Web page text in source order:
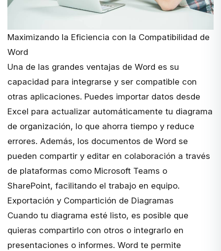
Maximizando la Eficiencia con la Compatibilidad de
Word
Una de las grandes ventajas de Word es su
capacidad para integrarse y ser compatible con
otras aplicaciones. Puedes importar datos desde
Excel para actualizar automáticamente tu diagrama
de organización, lo que ahorra tiempo y reduce
errores. Además, los documentos de Word se
pueden compartir y editar en colaboración a través
de plataformas como Microsoft Teams o
SharePoint, facilitando el trabajo en equipo.
Exportación y Compartición de Diagramas
Cuando tu diagrama esté listo, es posible que
quieras compartirlo con otros o integrarlo en
presentaciones o informes. Word te permite